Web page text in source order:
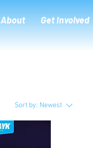
About Get Involved
Sort by: Newest